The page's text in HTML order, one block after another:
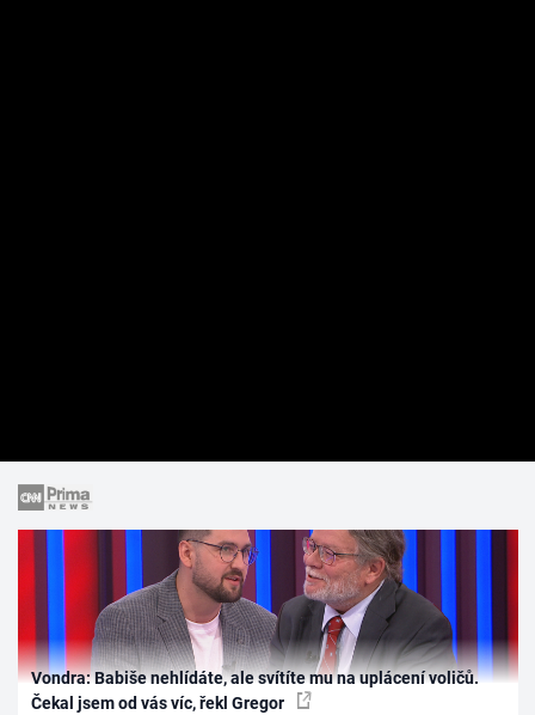
Vondra: Babiše nehlídáte, ale svítíte mu na uplácení voličů.
Čekal jsem od vás víc, řekl Gregor